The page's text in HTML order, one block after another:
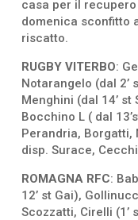
casa per il
domenica sconfitto
riscatto.
RUGBY VITERBO:
Notarangelo (dal 2’
Menghini (dal 14’
Bocchino L ( dal
Perandria, Borgatti,
disp. Surace,
ROMAGNA RFC:
12’ st Gai),
Scozzatti, Cirelli (1’